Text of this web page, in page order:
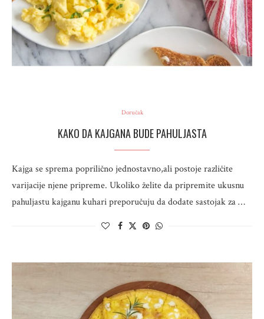
Doručak
KAKO DA KAJGANA BUDE PAHULJASTA
Kajga se sprema poprilično jednostavno,ali postoje različite
varijacije njene pripreme. Ukoliko želite da pripremite ukusnu
pahuljastu kajganu kuhari preporučuju da dodate sastojak za …